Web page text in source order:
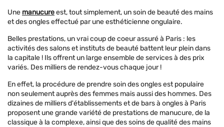
Une manucureest, tout simplement, un soin de beauté des mains
et des ongles effectué par une esthéticienne ongulaire.
Belles prestations, un vrai coup de coeur assuré à Paris : les
activités des salons et instituts de beauté battent leur plein dans
la capitale ! Ils offrent un large ensemble de services à des prix
variés. Des milliers de rendez-vous chaque jour !
En effet, la procédure de prendre soin des ongles est populaire
non seulement auprès des femmes mais aussi des hommes. Des
dizaines de milliers d'établissements et de bars à ongles à Paris
proposent une grande variété de prestations de manucure, de la
classique à la complexe, ainsi que des soins de qualité des mains